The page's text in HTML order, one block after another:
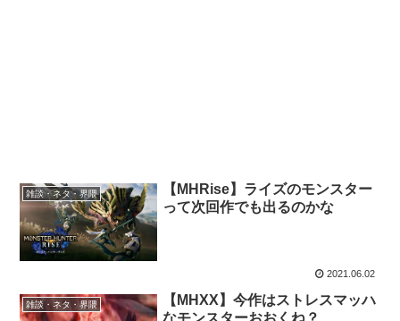
雑談・ネタ・界隈
【MHRise】ライズのモンスター
って次回作でも出るのかな
2021.06.02
雑談・ネタ・界隈
【MHXX】今作はストレスマッハ